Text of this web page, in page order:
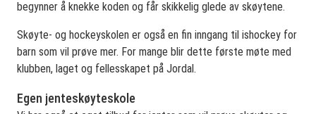
begynner å knekke koden og får skikkelig glede av skøytene.
Skøyte- og hockeyskolen er også en fin inngang til ishockey for
barn som vil prøve mer. For mange blir dette første møte med
klubben, laget og fellesskapet på Jordal.
Egen jenteskøyteskole